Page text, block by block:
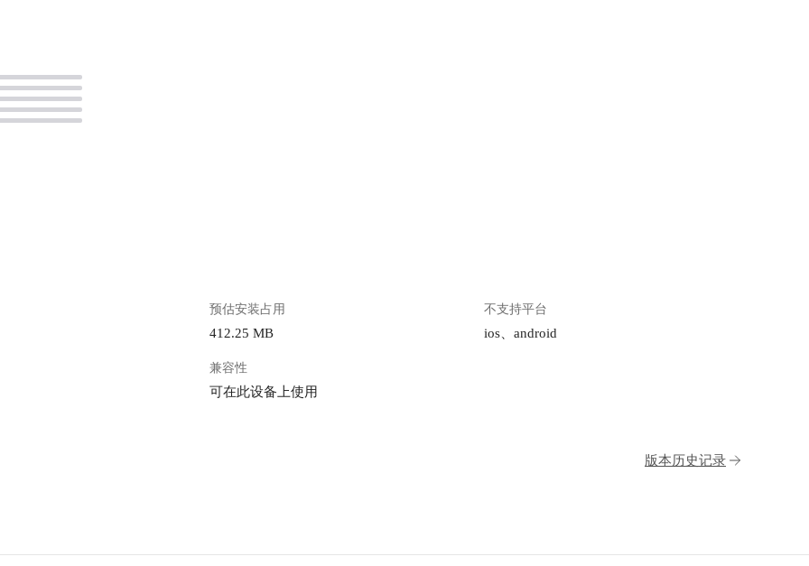
预估安装占用
412.25 MB
不支持平台
ios、android
兼容性
可在此设备上使用
版本历史记录